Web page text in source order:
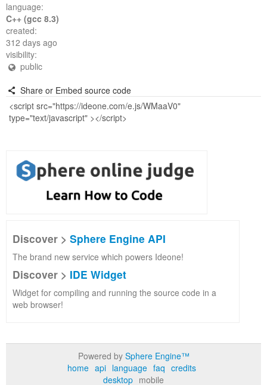
language:
C++ (gcc 8.3)
created:
312 days ago
visibility:
public
Share or Embed source code
Discover > Sphere Engine API
The brand new service which powers Ideone!
Discover > IDE Widget
Widget for compiling and running the source code in a
web browser!
Powered by Sphere Engine™
home api language faq credits
desktop mobile